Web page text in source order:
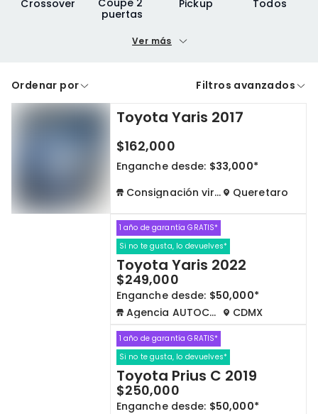
Crossover
Coupe 2
puertas
Pickup Todos
Precio máximo
A crédito De contado
Cdmx y Edo Mex Querétaro
Negociar precio
Borrar todo
Ver más
Ordenar por Filtros avanzados
Toyota Yaris 2017
$162,000
Enganche desde: $33,000*
Consignación virtual
Queretaro
1 año de garantía GRATIS*
Si no te gusta, lo devuelves*
Toyota Yaris 2022
$249,000
Enganche desde: $50,000*
Agencia AUTOCOM
CDMX
1 año de garantía GRATIS*
Si no te gusta, lo devuelves*
Toyota Prius C 2019
$250,000
Enganche desde: $50,000*